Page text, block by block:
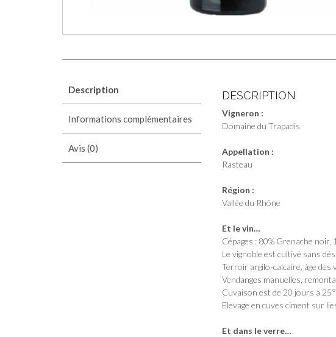
Description
Informations complémentaires
Avis (0)
DESCRIPTION
Vigneron :
Domaine du Trapadis
Appellation :
Rasteau
Région :
Vallée du Rhône
Et le vin…
Cépages : 80% Grenache
Le vignoble est cultivé sans
Terroir argilo-calcaire, âge des
Vendanges manuelles,
Cuvaison est de 20 jours à
Elevage en cuves ciment sur
Et dans le verre…